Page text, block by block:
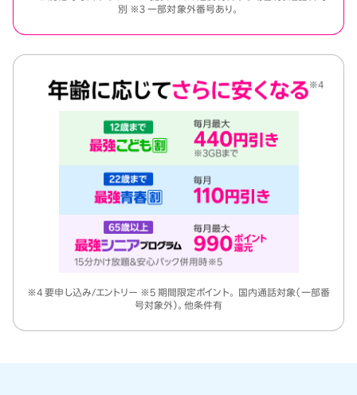
別 ※3 一部対象外番号あり。
※4 要申し込み/エントリー ※5 期間限定ポイント。 国内通話対象（一部番
号対象外）。他条件有